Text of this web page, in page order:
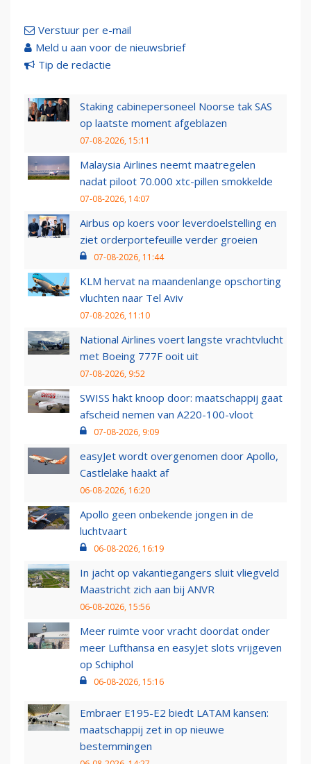
Verstuur per e-mail
Meld u aan voor de nieuwsbrief
Tip de redactie
Staking cabinepersoneel Noorse tak SAS
op laatste moment afgeblazen
07-08-2026, 15:11
Malaysia Airlines neemt maatregelen
nadat piloot 70.000 xtc-pillen smokkelde
07-08-2026, 14:07
Airbus op koers voor leverdoelstelling en
ziet orderportefeuille verder groeien
07-08-2026, 11:44
KLM hervat na maandenlange opschorting
vluchten naar Tel Aviv
07-08-2026, 11:10
National Airlines voert langste vrachtvlucht
met Boeing 777F ooit uit
07-08-2026, 9:52
SWISS hakt knoop door: maatschappij gaat
afscheid nemen van A220-100-vloot
07-08-2026, 9:09
easyJet wordt overgenomen door Apollo,
Castlelake haakt af
06-08-2026, 16:20
Apollo geen onbekende jongen in de
luchtvaart
06-08-2026, 16:19
In jacht op vakantiegangers sluit vliegveld
Maastricht zich aan bij ANVR
06-08-2026, 15:56
Meer ruimte voor vracht doordat onder
meer Lufthansa en easyJet slots vrijgeven
op Schiphol
06-08-2026, 15:16
Embraer E195-E2 biedt LATAM kansen:
maatschappij zet in op nieuwe
bestemmingen